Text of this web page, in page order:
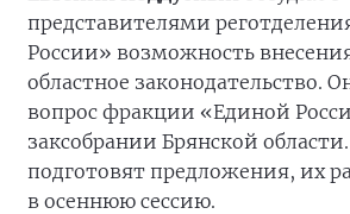
представителями
России» возможность
областное законодательство.
вопрос фракции «Единой
заксобрании Брянской
подготовят предложения, их
в осеннюю сессию.